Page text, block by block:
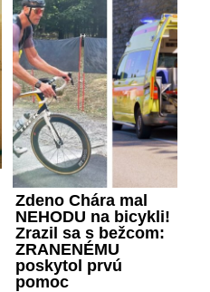
Zdeno Chára mal
NEHODU na bicykli!
Zrazil sa s bežcom:
ZRANENÉMU
poskytol prvú
pomoc